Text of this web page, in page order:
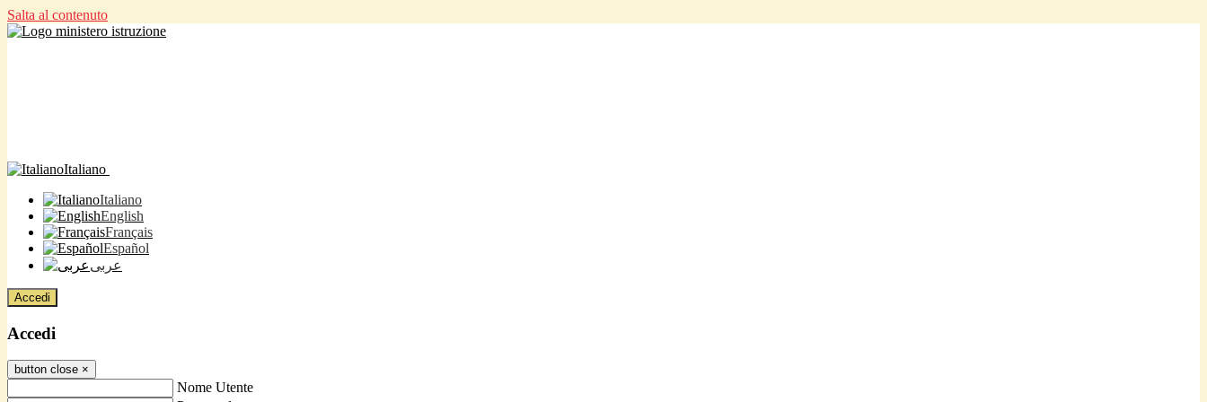
Salta al contenuto
Italiano
Italiano
English
Français
Español
عربى
Accedi
Accedi
button close ×
Nome Utente